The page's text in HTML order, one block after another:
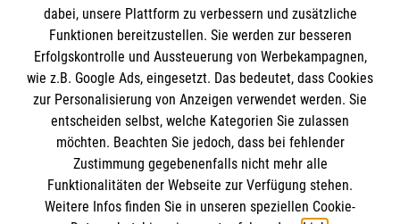
Impressum
Datenschutz
Barrierefreiheit
Kontakt
Die Malteser
Malteser in Deutschland
Malteserorden
Sharepoint
Spendenkonto
dabei, unsere Plattform zu verbessern und zusätzliche
Funktionen bereitzustellen. Sie werden zur besseren
Erfolgskontrolle und Aussteuerung von Werbekampagnen,
wie z.B. Google Ads, eingesetzt. Das bedeutet, dass Cookies
zur Personalisierung von Anzeigen verwendet werden. Sie
entscheiden selbst, welche Kategorien Sie zulassen
möchten. Beachten Sie jedoch, dass bei fehlender
Zustimmung gegebenenfalls nicht mehr alle
Funktionalitäten der Webseite zur Verfügung stehen.
Weitere Infos finden Sie in unseren speziellen Cookie-